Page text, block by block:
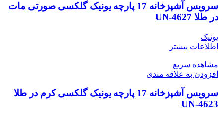
سرویس آشپزخانه 17 پارچه یونیک گلکسی صورتی مات
در طلا UN-4627
یونیک
اطلاعات بیشتر
مشاهده سریع
افزودن به علاقه مندی
سرویس آشپزخانه 17 پارچه یونیک گلکسی کرم در طلا
UN-4623